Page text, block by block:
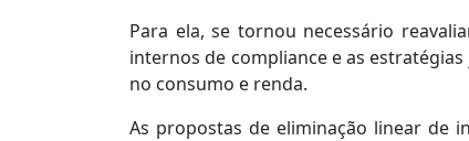
Para ela, se tornou necessário
internos de compliance e as
no consumo e renda.
As propostas de eliminação linear de